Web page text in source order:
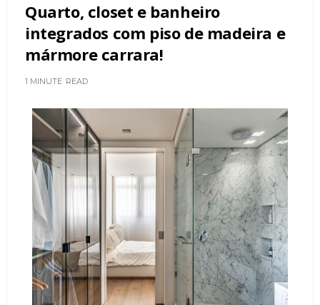
Quarto, closet e banheiro
integrados com piso de madeira e
mármore carrara!
1 MINUTE READ